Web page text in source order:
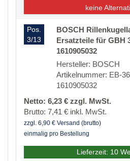
keine
Pos.
3/13
BOSCH
Ersatzteile für GBH
1610905032
Hersteller: BOSCH
Artikelnummer: EB-
1610905032
Netto: 6,23 € zzgl. MwSt.
Brutto: 7,41 € inkl. MwSt.
zzgl. 6,90 € Versand (brutto)
einmalig pro Bestellung
Lieferzeit: 10